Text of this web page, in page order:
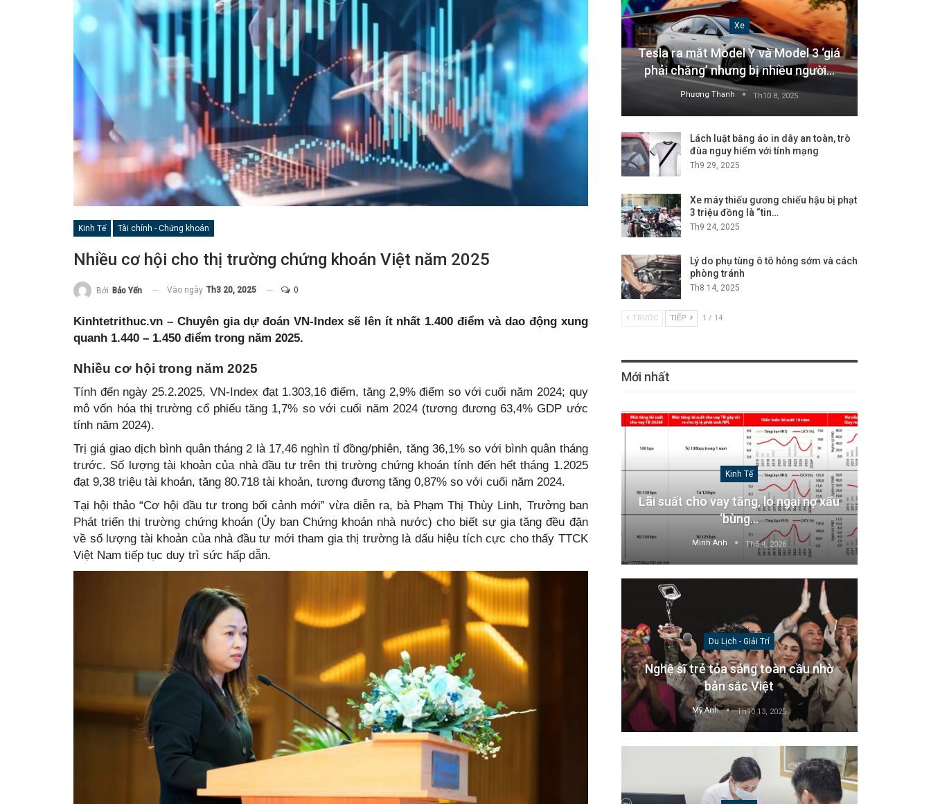
Kinh Tế Tài chính - Chứng khoán
Nhiều cơ hội cho thị trường chứng khoán Việt năm 2025
Bởi Bảo Yến Vào ngày Th3 20, 2025 0
Kinhtetrithuc.vn – Chuyên gia dự đoán VN-Index sẽ lên ít nhất 1.400 điểm và dao động xung
quanh 1.440 – 1.450 điểm trong năm 2025.
Nhiều cơ hội trong năm 2025
Tính đến ngày 25.2.2025, VN-Index đạt 1.303,16 điểm, tăng 2,9% điểm so với cuối năm 2024; quy
mô vốn hóa thị trường cổ phiếu tăng 1,7% so với cuối năm 2024 (tương đương 63,4% GDP ước
tính năm 2024).
Trị giá giao dịch bình quân tháng 2 là 17,46 nghìn tỉ đồng/phiên, tăng 36,1% so với bình quân tháng
trước. Số lượng tài khoản của nhà đầu tư trên thị trường chứng khoán tính đến hết tháng 1.2025
đạt 9,38 triệu tài khoản, tăng 80.718 tài khoản, tương đương tăng 0,87% so với cuối năm 2024.
Tại hội thảo “Cơ hội đầu tư trong bối cảnh mới” vừa diễn ra, bà Phạm Thị Thùy Linh, Trưởng ban
Phát triển thị trường chứng khoán (Ủy ban Chứng khoán nhà nước) cho biết sự gia tăng đều đặn
về số lượng tài khoản của nhà đầu tư mới tham gia thị trường là dấu hiệu tích cực cho thấy TTCK
Việt Nam tiếp tục duy trì sức hấp dẫn.
Xe
Tesla ra mắt Model Y và Model 3 ‘giá
phải chăng’ nhưng bị nhiều người…
Phương Thanh Th10 8, 2025
Lách luật bằng áo in dây an toàn, trò
đùa nguy hiểm với tính mạng
Th9 29, 2025
Xe máy thiếu gương chiếu hậu bị phạt
3 triệu đồng là “tin…
Th9 24, 2025
Lý do phụ tùng ô tô hỏng sớm và cách
phòng tránh
Th8 14, 2025
TRƯỚC TIẾP 1 / 14
Mới nhất
Kinh Tế
Lãi suất cho vay tăng, lo ngại nợ xấu
‘bùng…
Minh Anh Th5 4, 2026
Du Lịch - Giải Trí
Nghệ sĩ trẻ tỏa sáng toàn cầu nhờ
bản sắc Việt
Mỹ Anh Th10 13, 2025